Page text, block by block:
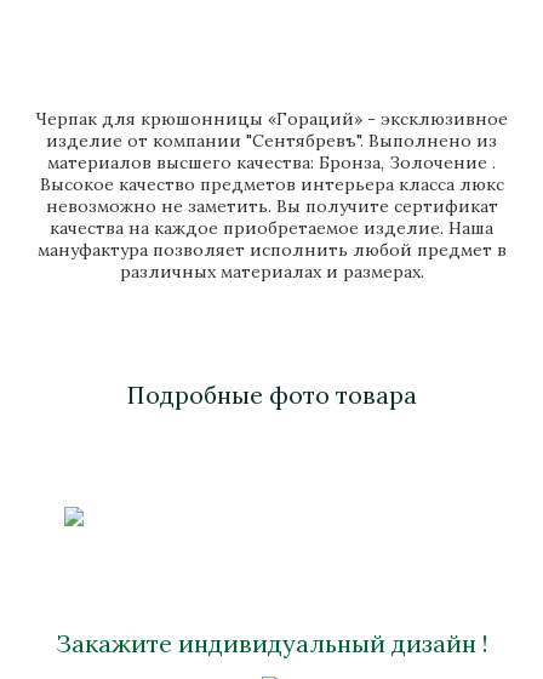
Черпак для крюшонницы «Гораций» - эксклюзивное
изделие от компании "Сентябревъ". Выполнено из
материалов высшего качества: Бронза, Золочение .
Высокое качество предметов интерьера класса люкс
невозможно не заметить. Вы получите сертификат
качества на каждое приобретаемое изделие. Наша
мануфактура позволяет исполнить любой предмет в
различных материалах и размерах.
Подробные фото товара
Закажите индивидуальный дизайн !